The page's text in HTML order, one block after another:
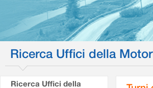
Ricerca Uffici della
Ricerca Uffici della